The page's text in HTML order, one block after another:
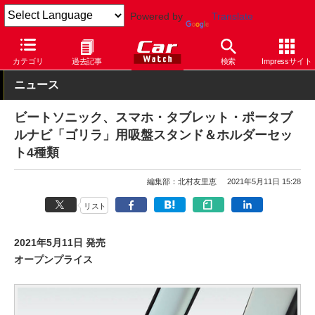
Powered by Translate
カテゴリ 過去記事 検索 Impressサイト
Car Watch カスタム カー用品 その他
ニュース
ビートソニック、スマホ・タブレット・ポータブ
ルナビ「ゴリラ」用吸盤スタンド＆ホルダーセッ
ト4種類
編集部：北村友里恵 2021年5月11日 15:28
リスト
2021年5月11日 発売
オープンプライス